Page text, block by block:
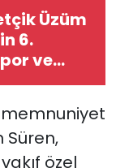
Üzüm
6.
ve
Süren,
özel